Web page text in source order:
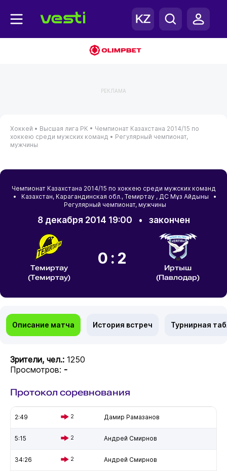
РЕКЛАМА
Хоккей • Высшая лига РК • Чемпионат Казахстана 2014/15 по
хоккею среди мужских команд • Регулярный чемпионат,
мужчины
Чемпионат Казахстана 2014/15 по хоккею среди мужских команд
• Казахстан, Карагандинская обл., Темиртау , ДС Мұз Айдыны •
Регулярный чемпионат, мужчины
8 декабря 2014 19:00 • закончен
Темиртау
(Темиртау)
0:2
Иртыш
(Павлодар)
Описание матча История встреч Турнирная
Зрители, чел.: 1250
Просмотров: -
Протокол соревнования
2:49 2 Дамир Рамазанов
5:15 2 Андрей Смирнов
34:26 2 Андрей Смирнов